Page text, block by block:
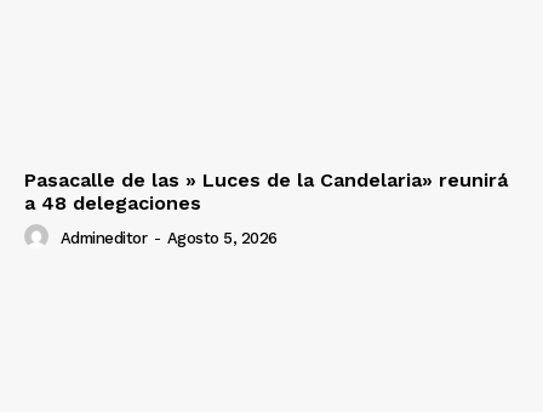
Pasacalle de las » Luces de la Candelaria» reunirá
a 48 delegaciones
Admineditor - Agosto 5, 2026